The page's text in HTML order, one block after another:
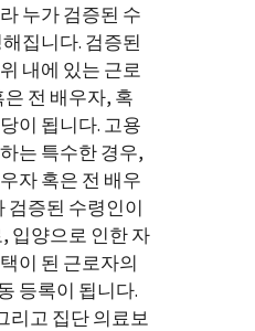
누가 검증된 수
집니다. 검증된
내에 있는 근로
전 배우자, 혹
이 됩니다. 고용
는 특수한 경우,
자 혹은 전 배우
검증된 수령인이
입양으로 인한 자
이 된 근로자의
등록이 됩니다.
리고 집단 의료보